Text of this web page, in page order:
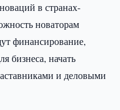
в странах-
новаторам
финансирование,
бизнеса, начать
и деловыми